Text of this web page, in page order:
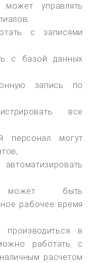
может управлять
с записями
с базой данных
запись по
все
персонал могут
может быть
рабочее время
в
работать с
расчетом